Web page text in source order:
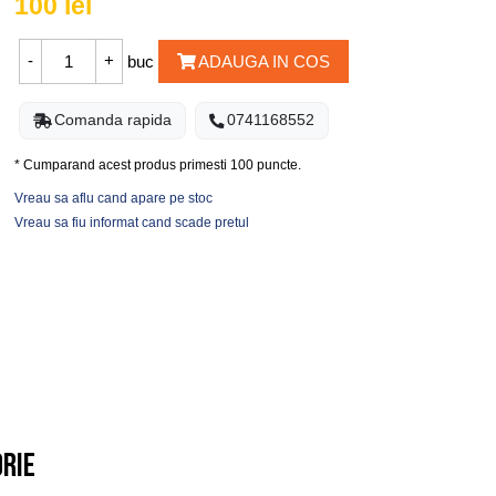
100 lei
buc ADAUGA IN COS
Comanda rapida 0741168552
* Cumparand acest produs primesti 100 puncte.
Vreau sa aflu cand apare pe stoc
Vreau sa fiu informat cand scade pretul